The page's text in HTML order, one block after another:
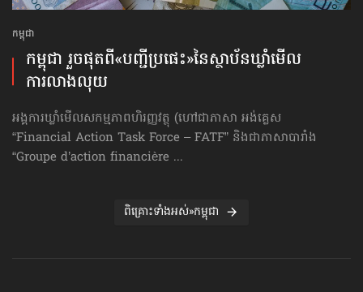
កម្ពុជា
កម្ពុជា រួចផុតពី«បញ្ជីប្រផេះ»​នៃស្ថាប័ន​ឃ្លាំមើល​
ការលាងលុយ
អង្គការឃ្លាំមើលសកម្មភាពហិរញ្ញវត្ថុ (ហៅ​ជា​ភាសា អង់គ្លេស
“Financial Action Task Force – FATF” និងជាភាសាបារាំង
“Groupe d’action financière ...
ពិគ្រោះទាំងអស់»កម្ពុជា